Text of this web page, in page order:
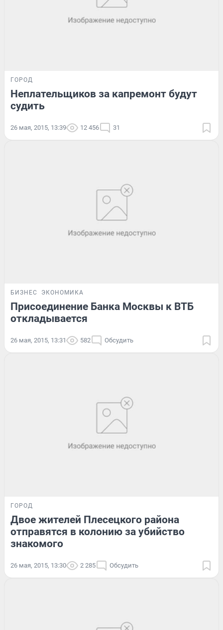
ГОРОД
Неплательщиков за капремонт будут
судить
26 мая, 2015, 13:39 12 456 31
БИЗНЕС ЭКОНОМИКА
Присоединение Банка Москвы к ВТБ
откладывается
26 мая, 2015, 13:31 582 Обсудить
ГОРОД
Двое жителей Плесецкого района
отправятся в колонию за убийство
знакомого
26 мая, 2015, 13:30 2 285 Обсудить